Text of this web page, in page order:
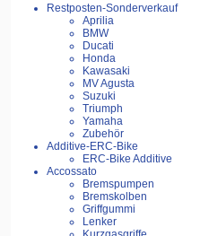
Restposten-Sonderverkauf
Aprilia
BMW
Ducati
Honda
Kawasaki
MV Agusta
Suzuki
Triumph
Yamaha
Zubehör
Additive-ERC-Bike
ERC-Bike Additive
Accossato
Bremspumpen
Bremskolben
Griffgummi
Lenker